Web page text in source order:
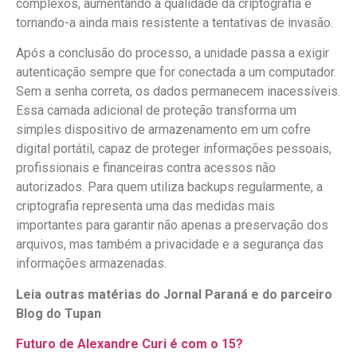
complexos, aumentando a qualidade da criptografia e
tornando-a ainda mais resistente a tentativas de invasão.
Após a conclusão do processo, a unidade passa a exigir
autenticação sempre que for conectada a um computador.
Sem a senha correta, os dados permanecem inacessíveis.
Essa camada adicional de proteção transforma um
simples dispositivo de armazenamento em um cofre
digital portátil, capaz de proteger informações pessoais,
profissionais e financeiras contra acessos não
autorizados. Para quem utiliza backups regularmente, a
criptografia representa uma das medidas mais
importantes para garantir não apenas a preservação dos
arquivos, mas também a privacidade e a segurança das
informações armazenadas.
Leia outras matérias do Jornal Paraná e do parceiro
Blog do Tupan
Futuro de Alexandre Curi é com o 15?